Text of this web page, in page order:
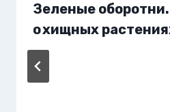
Зеленые
о хищных